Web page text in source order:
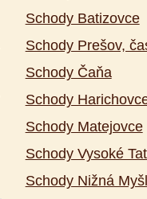
Schody Batizovce
Schody Prešov,
Schody Čaňa
Schody
Schody Matejovce
Schody Vysoké
Schody Nižná